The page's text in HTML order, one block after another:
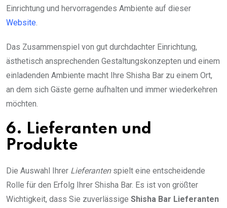
Einrichtung und hervorragendes Ambiente auf dieser
Website.
Das Zusammenspiel von gut durchdachter Einrichtung,
ästhetisch ansprechenden Gestaltungskonzepten und einem
einladenden Ambiente macht Ihre Shisha Bar zu einem Ort,
an dem sich Gäste gerne aufhalten und immer wiederkehren
möchten.
6. Lieferanten und
Produkte
Die Auswahl Ihrer Lieferantenspielt eine entscheidende
Rolle für den Erfolg Ihrer Shisha Bar. Es ist von größter
Wichtigkeit, dass Sie zuverlässige Shisha Bar Lieferanten